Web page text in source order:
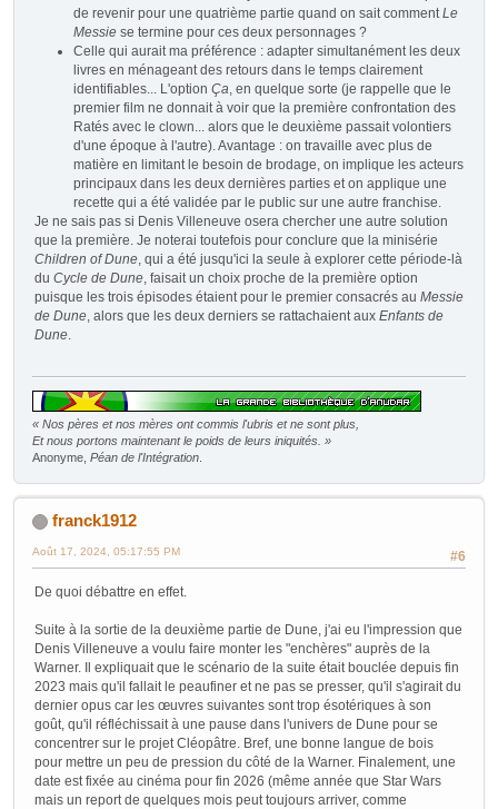
de revenir pour une quatrième partie quand on sait comment Le
Messie se termine pour ces deux personnages ?
Celle qui aurait ma préférence : adapter simultanément les deux
livres en ménageant des retours dans le temps clairement
identifiables... L'option Ça , en quelque sorte (je rappelle que le
premier film ne donnait à voir que la première confrontation des
Ratés avec le clown... alors que le deuxième passait volontiers
d'une époque à l'autre). Avantage : on travaille avec plus de
matière en limitant le besoin de brodage, on implique les acteurs
principaux dans les deux dernières parties et on applique une
recette qui a été validée par le public sur une autre franchise.
Je ne sais pas si Denis Villeneuve osera chercher une autre solution
que la première. Je noterai toutefois pour conclure que la minisérie
Children of Dune , qui a été jusqu'ici la seule à explorer cette période-là
du Cycle de Dune , faisait un choix proche de la première option
puisque les trois épisodes étaient pour le premier consacrés au Messie
de Dune , alors que les deux derniers se rattachaient aux Enfants de
Dune
« Nos pères et nos mères ont commis l'ubris et ne sont plus,
Et nous portons maintenant le poids de leurs iniquités. »
Anonyme, Péan de l'Intégration
franck1912
#6
Août 17, 2024, 05:17:55 PM
De quoi débattre en effet.
Suite à la sortie de la deuxième partie de Dune, j'ai eu l'impression que
Denis Villeneuve a voulu faire monter les "enchères" auprès de la
Warner. Il expliquait que le scénario de la suite était bouclée depuis fin
2023 mais qu'il fallait le peaufiner et ne pas se presser, qu'il s'agirait du
dernier opus car les œuvres suivantes sont trop ésotériques à son
goût, qu'il réfléchissait à une pause dans l'univers de Dune pour se
concentrer sur le projet Cléopâtre. Bref, une bonne langue de bois
pour mettre un peu de pression du côté de la Warner. Finalement, une
date est fixée au cinéma pour fin 2026 (même année que Star Wars
mais un report de quelques mois peut toujours arriver, comme